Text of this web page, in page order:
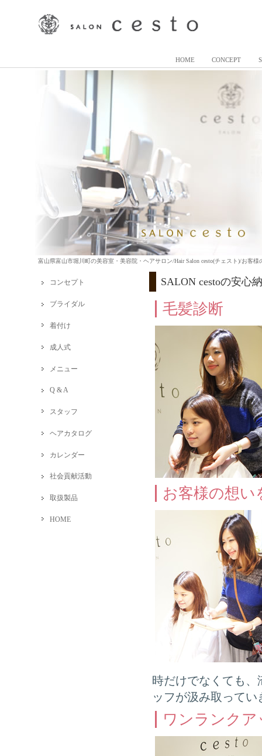
富山県富山市堀川町の美容室・美容院・ヘアサロン/Hair Salon cesto(チェスト)/お客
HOME CONCEPT
SALON cestoの安心
毛髪診断
お客様の想い
時だけでなくても
ッフが汲み取ってい
ワンランク
コンセプト
ブライダル
着付け
成人式
メニュー
Q & A
スタッフ
ヘアカタログ
カレンダー
社会貢献活動
取扱製品
HOME